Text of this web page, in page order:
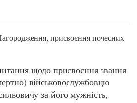
присвоєння почесних
щодо присвоєння звання
військовослужбовцю
за його мужність,